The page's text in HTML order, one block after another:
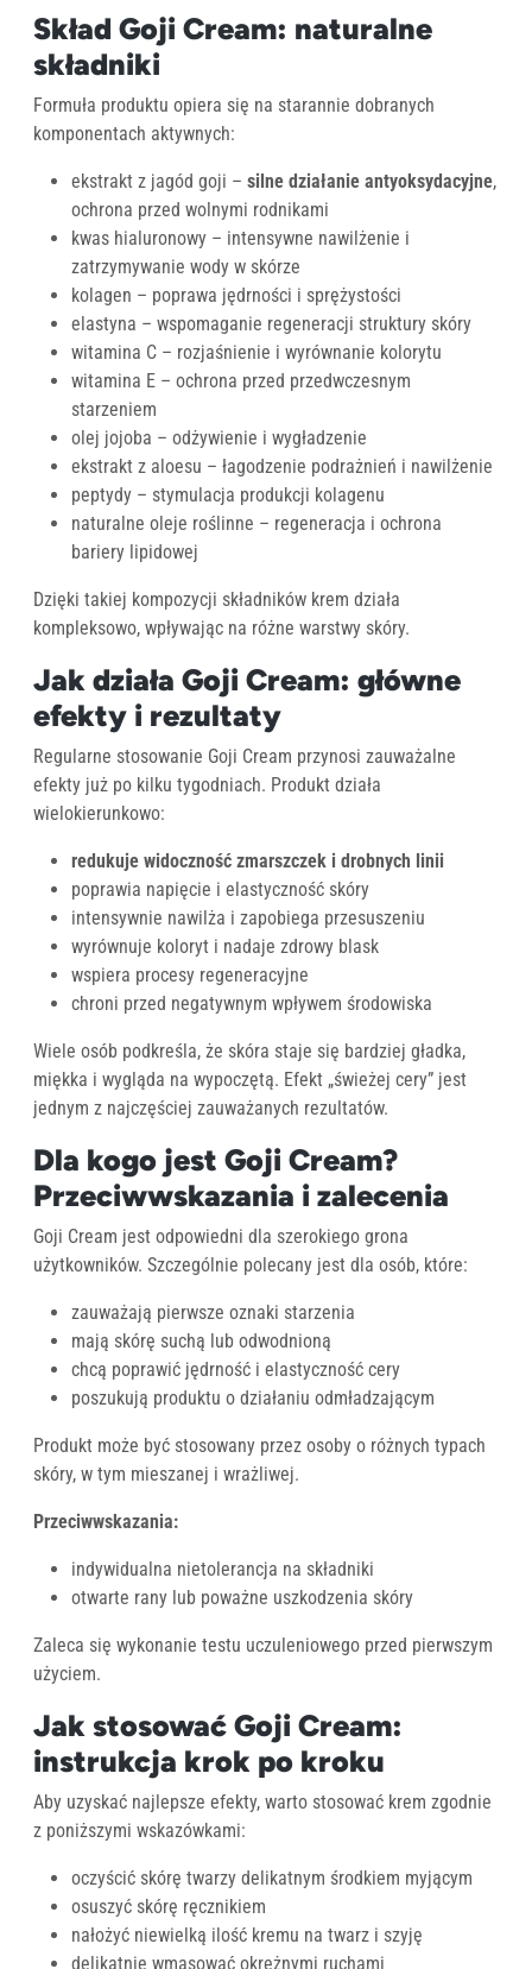
Skład Goji Cream: naturalne
składniki
Formuła produktu opiera się na starannie dobranych
komponentach aktywnych:
ekstrakt z jagód goji – silne działanie antyoksydacyjne,
ochrona przed wolnymi rodnikami
kwas hialuronowy – intensywne nawilżenie i
zatrzymywanie wody w skórze
kolagen – poprawa jędrności i sprężystości
elastyna – wspomaganie regeneracji struktury skóry
witamina C – rozjaśnienie i wyrównanie kolorytu
witamina E – ochrona przed przedwczesnym
starzeniem
olej jojoba – odżywienie i wygładzenie
ekstrakt z aloesu – łagodzenie podrażnień i nawilżenie
peptydy – stymulacja produkcji kolagenu
naturalne oleje roślinne – regeneracja i ochrona
bariery lipidowej
Dzięki takiej kompozycji składników krem działa
kompleksowo, wpływając na różne warstwy skóry.
Jak działa Goji Cream: główne
efekty i rezultaty
Regularne stosowanie Goji Cream przynosi zauważalne
efekty już po kilku tygodniach. Produkt działa
wielokierunkowo:
redukuje widoczność zmarszczek i drobnych linii
poprawia napięcie i elastyczność skóry
intensywnie nawilża i zapobiega przesuszeniu
wyrównuje koloryt i nadaje zdrowy blask
wspiera procesy regeneracyjne
chroni przed negatywnym wpływem środowiska
Wiele osób podkreśla, że skóra staje się bardziej gładka,
miękka i wygląda na wypoczętą. Efekt „świeżej cery” jest
jednym z najczęściej zauważanych rezultatów.
Dla kogo jest Goji Cream?
Przeciwwskazania i zalecenia
Goji Cream jest odpowiedni dla szerokiego grona
użytkowników. Szczególnie polecany jest dla osób, które:
zauważają pierwsze oznaki starzenia
mają skórę suchą lub odwodnioną
chcą poprawić jędrność i elastyczność cery
poszukują produktu o działaniu odmładzającym
Produkt może być stosowany przez osoby o różnych typach
skóry, w tym mieszanej i wrażliwej.
Przeciwwskazania:
indywidualna nietolerancja na składniki
otwarte rany lub poważne uszkodzenia skóry
Zaleca się wykonanie testu uczuleniowego przed pierwszym
użyciem.
Jak stosować Goji Cream:
instrukcja krok po kroku
Aby uzyskać najlepsze efekty, warto stosować krem zgodnie
z poniższymi wskazówkami:
oczyścić skórę twarzy delikatnym środkiem myjącym
osuszyć skórę ręcznikiem
nałożyć niewielką ilość kremu na twarz i szyję
delikatnie wmasować okrężnymi ruchami